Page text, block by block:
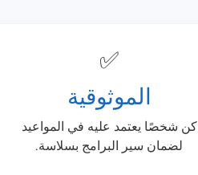
✅
الموثوقية
كن شخصًا يعتمد عليه في المواعيد
لضمان سير البرامج بسلاسة.